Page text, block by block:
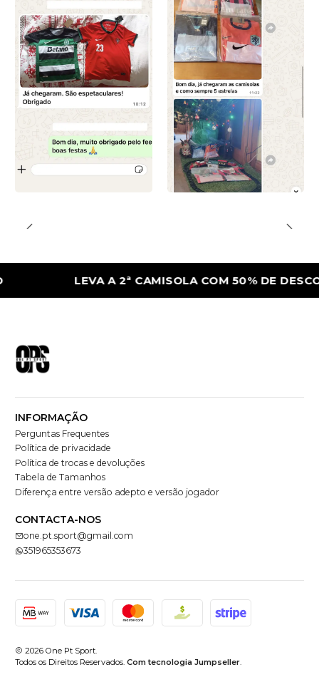
LEVA A 2ª CAMISOLA COM 50% DE DESCONTO
INFORMAÇÃO
Perguntas Frequentes
Política de privacidade
Política de trocas e devoluções
Tabela de Tamanhos
Diferença entre versão adepto e versão jogador
CONTACTA-NOS
one.pt.sport@gmail.com
351965353673
2026 One Pt Sport.
Todos os Direitos Reservados. Com tecnologia Jumpseller.